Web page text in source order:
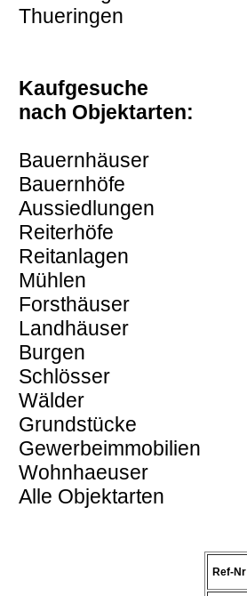
Thueringen
Kaufgesuche
nach Objektarten:
Bauernhäuser
Bauernhöfe
Aussiedlungen
Reiterhöfe
Reitanlagen
Mühlen
Forsthäuser
Landhäuser
Burgen
Schlösser
Wälder
Grundstücke
Gewerbeimmobilien
Wohnhaeuser
Alle Objektarten
Ref-Nr